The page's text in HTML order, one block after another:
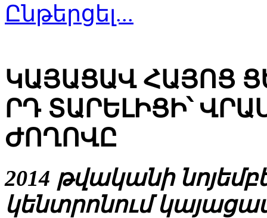
Ընթերցել...
ԿԱՅԱՑԱՎ ՀԱՅՈՑ
ՐԴ ՏԱՐԵԼԻՑԻ՝
ԺՈՂՈՎԸ
2014 թվականի
կենտրոնում